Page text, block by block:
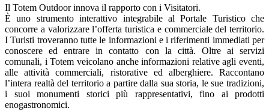
Il Totem Outdoor innova il rapporto con i Visitatori.
È uno strumento interattivo integrabile al Portale Turistico che
concorre a valorizzare l’offerta turistica e commerciale del territorio.
I Turisti troveranno tutte le informazioni e i riferimenti immediati per
conoscere ed entrare in contatto con la città. Oltre ai servizi
comunali, i Totem veicolano anche informazioni relative agli eventi,
alle attività commerciali, ristorative ed alberghiere. Raccontano
l’intera realtà del territorio a partire dalla sua storia, le sue tradizioni,
i suoi monumenti storici più rappresentativi, fino ai prodotti
enogastronomici.